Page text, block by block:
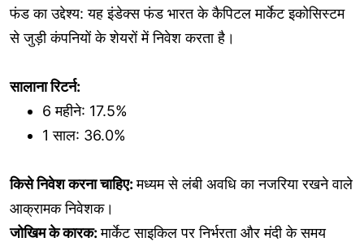
फंड का उद्देश्य: यह इंडेक्स फंड भारत के कैपिटल मार्केट इकोसिस्टम
से जुड़ी कंपनियों के शेयरों में निवेश करता है।
सालाना रिटर्न:
6 महीने: 17.5%
1 साल: 36.0%
किसे निवेश करना चाहिए:मध्यम से लंबी अवधि का नजरिया रखने वाले
आक्रामक निवेशक।
जोखिम के कारक:मार्केट साइकिल पर निर्भरता और मंदी के समय